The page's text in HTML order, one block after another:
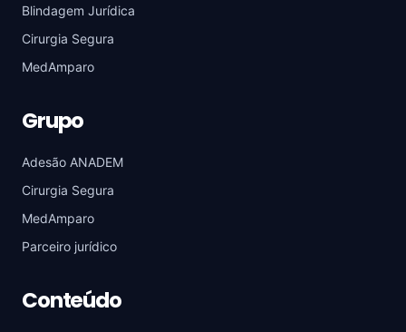
Blindagem Jurídica
Cirurgia Segura
MedAmparo
Grupo
Adesão ANADEM
Cirurgia Segura
MedAmparo
Parceiro jurídico
Conteúdo